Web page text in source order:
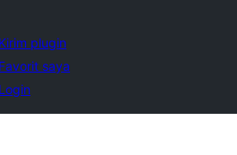
Kirim plugin
Favorit saya
Login